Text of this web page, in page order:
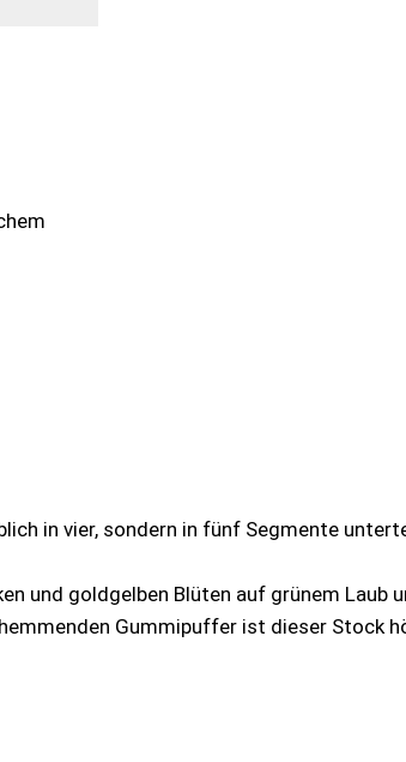
in vier, sondern in fünf Segmente
und goldgelben Blüten auf grünem Laub
Gummipuffer ist dieser Stock